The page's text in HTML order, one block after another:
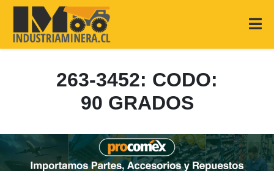
263-3452: CODO:
90 GRADOS